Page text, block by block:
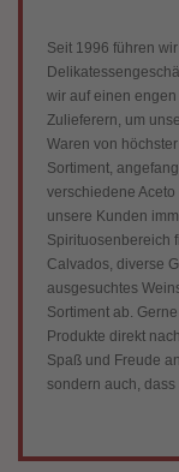
Seit 1996 führen
wir auf einen
Zulieferern, um
Waren von
Sortiment,
verschiedene
unsere Kunden
Spirituosenbereich
Calvados, diverse
ausgesuchtes
Sortiment ab.
Produkte direkt
Spaß und Freude
sondern auch,